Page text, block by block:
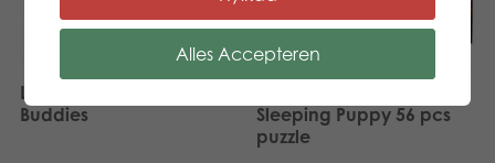
Lumo Stars Puzzel,
Buddies
Sleeping Puppy 56 pcs
puzzle
Alles Accepteren